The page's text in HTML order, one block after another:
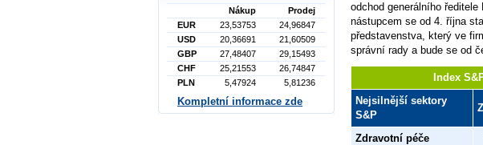
odchod generálního
nástupcem se od 4. října
představenstva, který ve
správní rady a bude se od
Index
Nejsilnější sektory
S&P
Zdravotní péče
Nákup
Prodej
EUR
23,53753
24,96847
USD
20,36691
21,60509
GBP
27,48407
29,15493
CHF
25,21553
26,74847
PLN
5,47924 5,81236
Kompletní informace zde